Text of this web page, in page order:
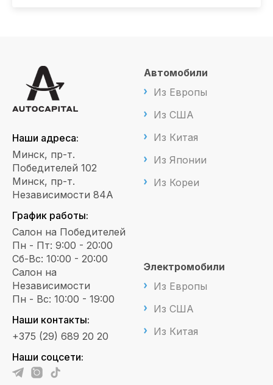
Наши адреса:
Минск, пр-т.
Победителей 102
Минск, пр-т.
Независимости 84А
График работы:
Салон на Победителей
Пн - Пт: 9:00 - 20:00
Сб-Вс: 10:00 - 20:00
Салон на
Независимости
Пн - Вс: 10:00 - 19:00
Наши контакты:
+375 (29) 689 20 20
Наши соцсети:
Автомобили
Из Европы
Из США
Из Китая
Из Японии
Из Кореи
Электромобили
Из Европы
Из США
Из Китая